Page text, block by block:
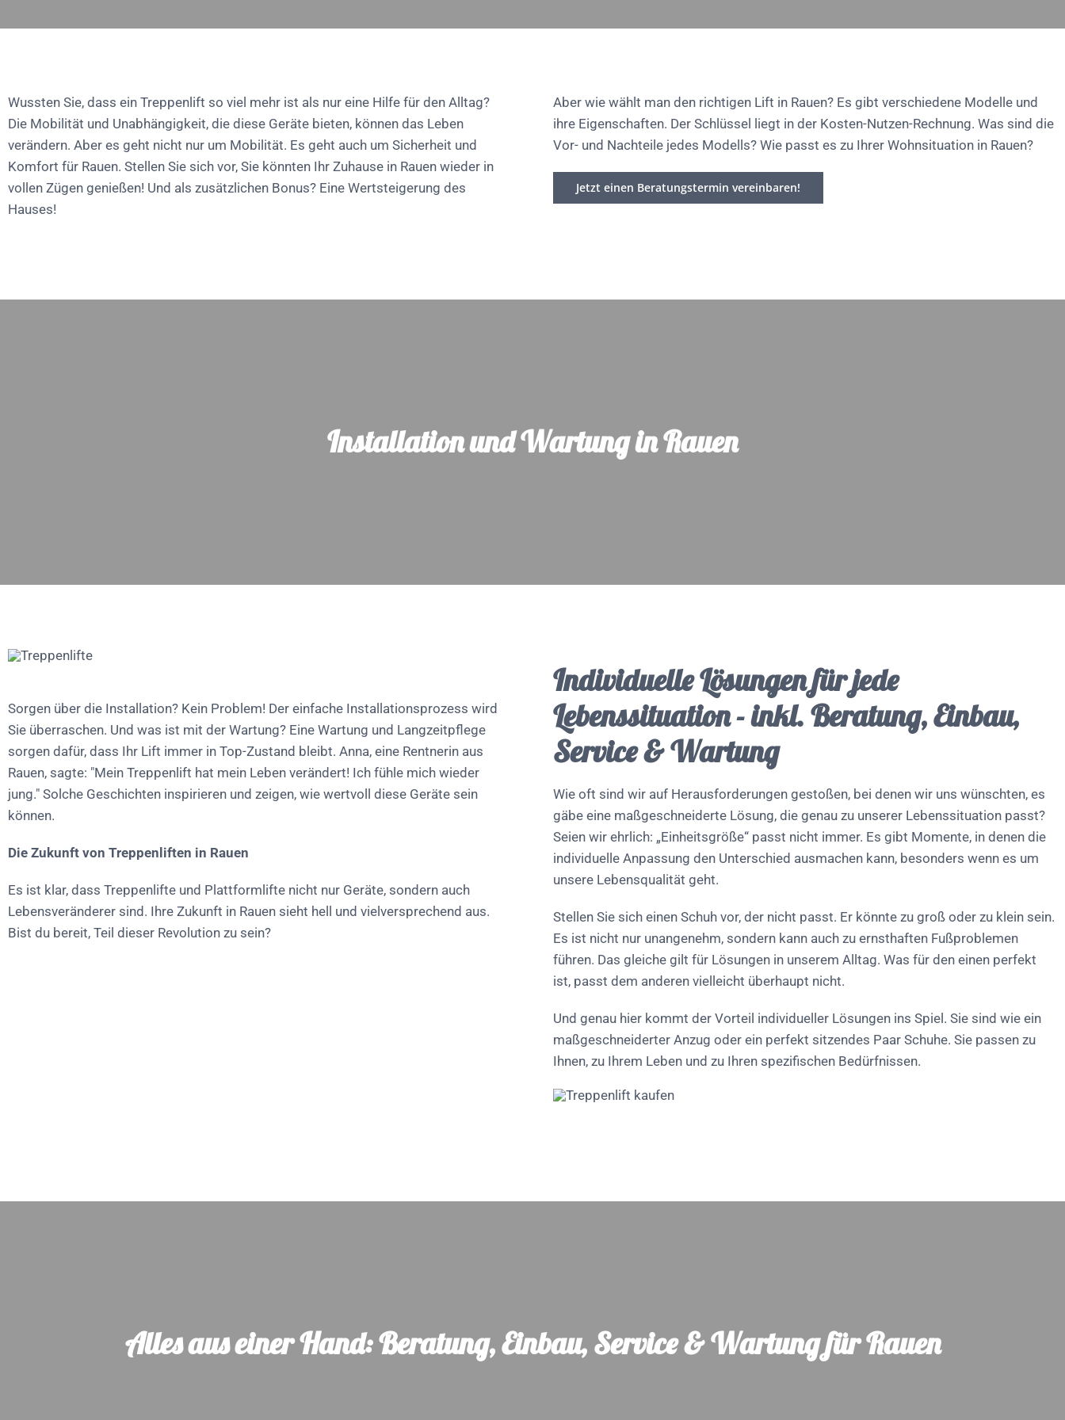
Wussten Sie, dass ein Treppenlift so viel mehr ist als nur eine Hilfe für den Alltag?
Die Mobilität und Unabhängigkeit, die diese Geräte bieten, können das Leben
verändern. Aber es geht nicht nur um Mobilität. Es geht auch um Sicherheit und
Komfort für Rauen. Stellen Sie sich vor, Sie könnten Ihr Zuhause in Rauen wieder in
vollen Zügen genießen! Und als zusätzlichen Bonus? Eine Wertsteigerung des
Hauses!
Aber wie wählt man den richtigen Lift in Rauen? Es gibt verschiedene Modelle und
ihre Eigenschaften. Der Schlüssel liegt in der Kosten-Nutzen-Rechnung. Was sind die
Vor- und Nachteile jedes Modells? Wie passt es zu Ihrer Wohnsituation in Rauen?
Jetzt einen Beratungstermin vereinbaren!
Installation und Wartung in Rauen
Sorgen über die Installation? Kein Problem! Der einfache Installationsprozess wird
Sie überraschen. Und was ist mit der Wartung? Eine Wartung und Langzeitpflege
sorgen dafür, dass Ihr Lift immer in Top-Zustand bleibt. Anna, eine Rentnerin aus
Rauen, sagte: "Mein Treppenlift hat mein Leben verändert! Ich fühle mich wieder
jung." Solche Geschichten inspirieren und zeigen, wie wertvoll diese Geräte sein
können.
Die Zukunft von Treppenliften in Rauen
Es ist klar, dass Treppenlifte und Plattformlifte nicht nur Geräte, sondern auch
Lebensveränderer sind. Ihre Zukunft in Rauen sieht hell und vielversprechend aus.
Bist du bereit, Teil dieser Revolution zu sein?
Individuelle Lösungen für jede
Lebenssituation - inkl. Beratung, Einbau,
Service & Wartung
Wie oft sind wir auf Herausforderungen gestoßen, bei denen wir uns wünschten, es
gäbe eine maßgeschneiderte Lösung, die genau zu unserer Lebenssituation passt?
Seien wir ehrlich: „Einheitsgröße“ passt nicht immer. Es gibt Momente, in denen die
individuelle Anpassung den Unterschied ausmachen kann, besonders wenn es um
unsere Lebensqualität geht.
Stellen Sie sich einen Schuh vor, der nicht passt. Er könnte zu groß oder zu klein sein.
Es ist nicht nur unangenehm, sondern kann auch zu ernsthaften Fußproblemen
führen. Das gleiche gilt für Lösungen in unserem Alltag. Was für den einen perfekt
ist, passt dem anderen vielleicht überhaupt nicht.
Und genau hier kommt der Vorteil individueller Lösungen ins Spiel. Sie sind wie ein
maßgeschneiderter Anzug oder ein perfekt sitzendes Paar Schuhe. Sie passen zu
Ihnen, zu Ihrem Leben und zu Ihren spezifischen Bedürfnissen.
Alles aus einer Hand: Beratung, Einbau, Service & Wartung für Rauen